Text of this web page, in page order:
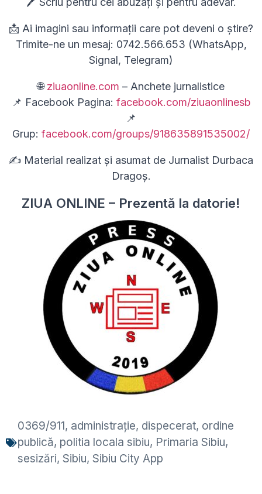
📩 Ai imagini sau informații care pot deveni o știre?
Trimite-ne un mesaj: 0742.566.653 (WhatsApp,
Signal, Telegram)
🌐ziuaonline.com – Anchete jurnalistice
📌 Facebook Pagina: facebook.com/ziuaonlinesb
📌
Grup: facebook.com/groups/918635891535002/
✍ Material realizat și asumat de Jurnalist Durbaca
Dragoș.
ZIUA ONLINE – Prezentă la datorie!
0369/911, administrație, dispecerat, ordine
publică, politia locala sibiu, Primaria Sibiu,
sesizări, Sibiu, Sibiu City App